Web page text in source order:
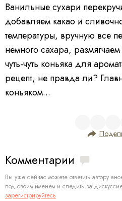
Ванильные сухари
добавляем какао и
температуры, вручную все
немного сахара,
чуть-чуть коньяка для
рецепт, не правда ли?
коньяком...
Комментарии
Вы уже сейчас можете ответить автору
под своим именем и следить за
зарегистрируйтесь